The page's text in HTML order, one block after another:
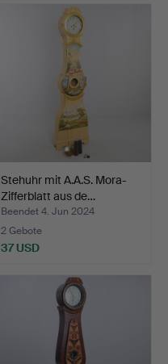
Stehuhr mit A.A.S. Mora-
Zifferblatt aus de…
Beendet 4. Jun 2024
2 Gebote
37 USD